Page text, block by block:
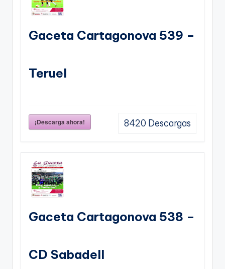
Gaceta Cartagonova 539 –
Teruel
¡Descarga ahora! 8420 Descargas
Gaceta Cartagonova 538 –
CD Sabadell